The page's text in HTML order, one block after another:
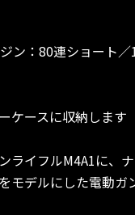
：80連ショート／
ースに収納します
ライフルM4A1に、
デルにした電動ガ